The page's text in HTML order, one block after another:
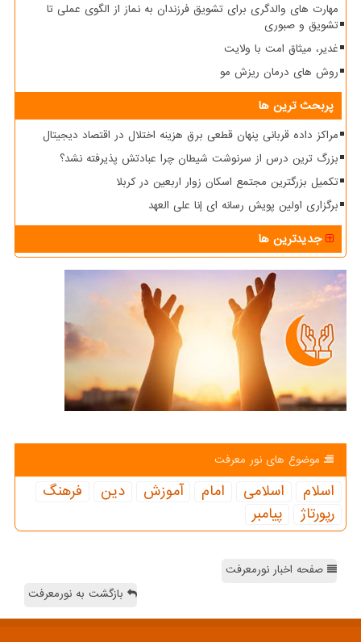
مهارت های والدگری برای تشویق فرزندان به نماز از الگوی عملی تا
تشویق و صبوری
غدیر، میثاق امت با ولایت
روش های درمان ریزش مو
پربحث ترین ها
مراکز داده قربانی پنهان قطعی برق هزینه اختلال در اقتصاد دیجیتال
بزرگ ترین درس از سرنوشت شیطان چرا عبادتش پذیرفته نشد؟
تکمیل بزرگترین مجتمع اسکان زوار اربعین در کربلا
برگزاری اولین پویش رسانه ای إنا علی العهد
جدیدترین ها
موضوع های نور معرفت
اسلام اسلامی امام آموزش دین
فرهنگ
رپورتاژ
پیامبر
صفحه اخبار نورمعرفت
بازگشت به نورمعرفت